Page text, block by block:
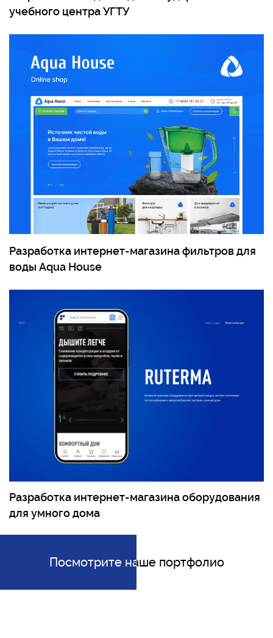
учебного центра УГТУ
Разработка интернет-магазина фильтров для
воды Aqua House
Разработка интернет-магазина оборудования
для умного дома
Посмотрите наше портфолио
Посмотрите наше портфолио